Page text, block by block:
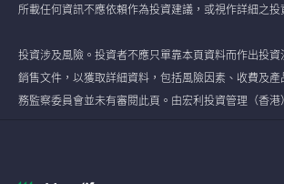
所載任何資訊不應依賴作為投資建議，或視作詳細之投
投資涉及風險。投資者不應只單靠本頁資料而作出投
銷售文件，以獲取詳細資料，包括風險因素、收費及
務監察委員會並未有審閱此頁。由宏利投資管理（香港